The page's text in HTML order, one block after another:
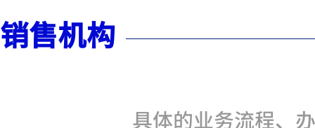
销售机构
具体的业务流程、